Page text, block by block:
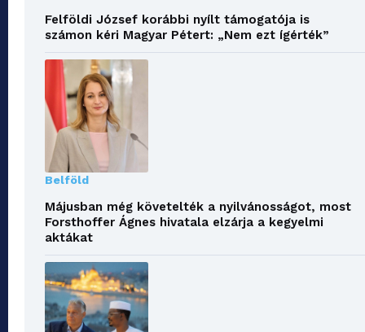
Felföldi József korábbi nyílt támogatója is
számon kéri Magyar Pétert: „Nem ezt ígérték”
Belföld
Májusban még követelték a nyilvánosságot, most
Forsthoffer Ágnes hivatala elzárja a kegyelmi
aktákat